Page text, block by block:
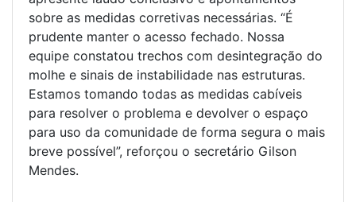
sobre as medidas corretivas necessárias. “É
prudente manter o acesso fechado. Nossa
equipe constatou trechos com desintegração do
molhe e sinais de instabilidade nas estruturas.
Estamos tomando todas as medidas cabíveis
para resolver o problema e devolver o espaço
para uso da comunidade de forma segura o mais
breve possível”, reforçou o secretário Gilson
Mendes.